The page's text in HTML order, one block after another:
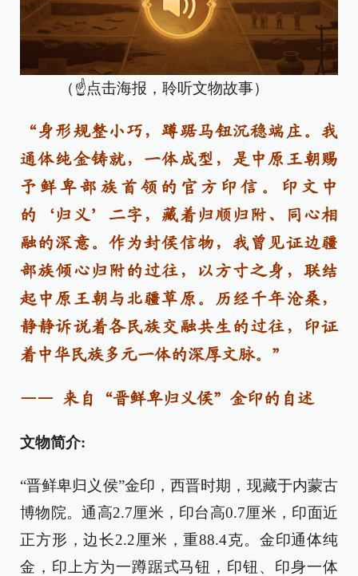
（☝点击海报，聆听文物故事）
“身形规整小巧，蹲踞马钮沉稳端庄。我
通体纯金铸就，一体成型，是中原王朝赐
予鲜卑部族首领的官方印信。印文中
的‘归义’二字，藏着归顺归附、同心相
融的深意。作为封侯信物，我曾见证边疆
部族倾心归附的过往，以方寸之身，联结
起中原王朝与北疆草原。历经千年沧桑，
静静诉说着各民族交融共生的过往，印证
着中华民族多元一体的深厚文脉。”
—— 来自“晋鲜卑归义侯”金印的自述
文物简介:
“晋鲜卑归义侯”金印，西晋时期，现藏于内蒙古
博物院。通高2.7厘米，印台高0.7厘米，印面近
正方形，边长2.2厘米，重88.4克。金印通体纯
金，印上方为一蹲踞式马钮，印钮、印身一体